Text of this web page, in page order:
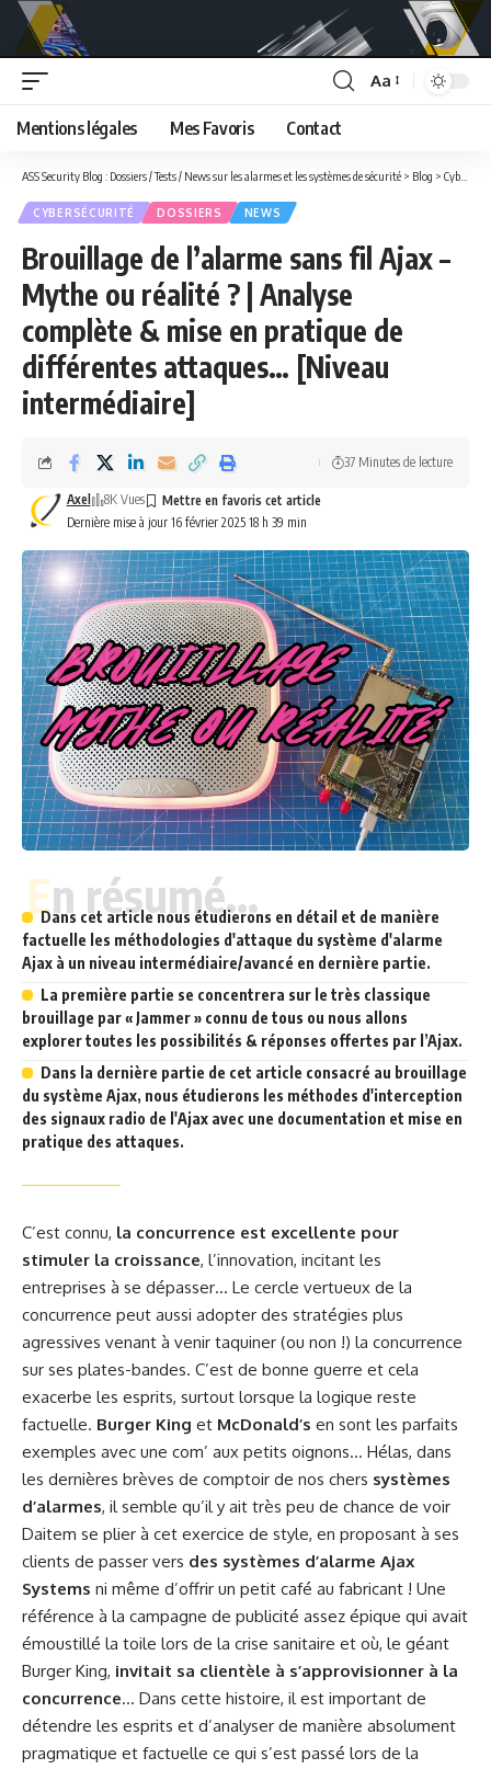
Font
Aa
Mentions légales Mes Favoris Contact
ASS Security Blog : Dossiers / Tests / News sur les alarmes et les systèmes de sécurité > Blog > Cybersécurité
CYBERSÉCURITÉ DOSSIERS NEWS
Brouillage de l’alarme sans fil Ajax –
Mythe ou réalité ? | Analyse
complète & mise en pratique de
différentes attaques… [Niveau
intermédiaire]
Dernière mise à jour 16 février 2025 18 h 39 min
Axel 8K Vues
37 Minutes de lecture
En résumé...
Dans cet article nous étudierons en détail et de manière
factuelle les méthodologies d'attaque du système d'alarme
Ajax à un niveau intermédiaire/avancé en dernière partie.
La première partie se concentrera sur le très classique
brouillage par « Jammer » connu de tous ou nous allons
explorer toutes les possibilités & réponses offertes par l’Ajax.
Dans la dernière partie de cet article consacré au brouillage
du système Ajax, nous étudierons les méthodes d'interception
des signaux radio de l'Ajax avec une documentation et mise en
pratique des attaques.
C’est connu, la concurrence est excellente pour
stimuler la croissance, l’innovation, incitant les
entreprises à se dépasser… Le cercle vertueux de la
concurrence peut aussi adopter des stratégies plus
agressives venant à venir taquiner (ou non !) la concurrence
sur ses plates-bandes. C’est de bonne guerre et cela
exacerbe les esprits, surtout lorsque la logique reste
factuelle. Burger King et McDonald’s en sont les parfaits
exemples avec une com’ aux petits oignons… Hélas, dans
les dernières brèves de comptoir de nos chers systèmes
d’alarmes, il semble qu’il y ait très peu de chance de voir
Daitem se plier à cet exercice de style, en proposant à ses
clients de passer vers des systèmes d’alarme Ajax
Systems ni même d’offrir un petit café au fabricant ! Une
référence à la campagne de publicité assez épique qui avait
émoustillé la toile lors de la crise sanitaire et où, le géant
Burger King, invitait sa clientèle à s’approvisionner à la
concurrence… Dans cette histoire, il est important de
détendre les esprits et d’analyser de manière absolument
pragmatique et factuelle ce qui s’est passé lors de la